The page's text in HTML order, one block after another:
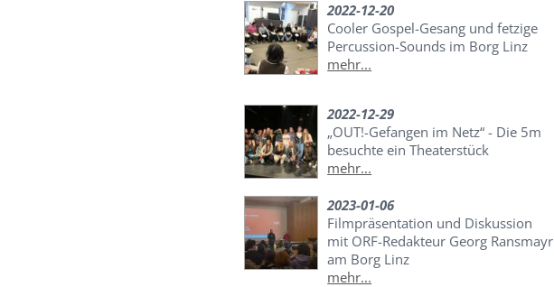
2022-12-20
Cooler Gospel-Gesang und fetzige
Percussion-Sounds im Borg Linz
mehr...
2022-12-29
„OUT!-Gefangen im Netz“ - Die 5m
besuchte ein Theaterstück
mehr...
2023-01-06
Filmpräsentation und Diskussion
mit ORF-Redakteur Georg Ransmayr
am Borg Linz
mehr...